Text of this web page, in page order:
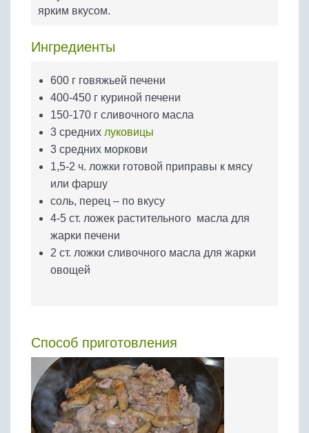
Бобовые
Крупы
ярким вкусом.
Ингредиенты
600 г говяжьей печени
400-450 г куриной печени
150-170 г сливочного масла
3 средних луковицы
3 средних моркови
1,5-2 ч. ложки готовой приправы к мясу
или фаршу
соль, перец – по вкусу
4-5 ст. ложек растительного масла для
жарки печени
2 ст. ложки сливочного масла для жарки
овощей
Способ приготовления